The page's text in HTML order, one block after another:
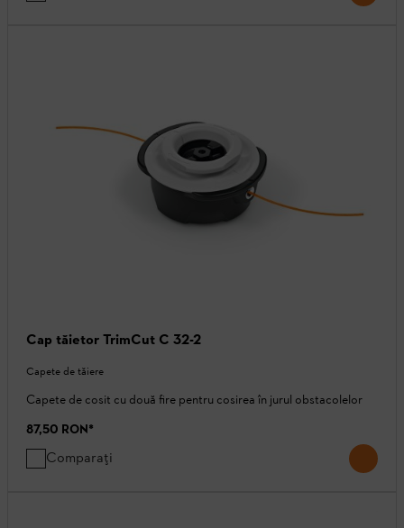
Cap tăietor TrimCut C 32-2
Capete de tăiere
Capete de cosit cu două fire pentru cosirea în jurul obstacolelor
87,50 RON*
Comparați